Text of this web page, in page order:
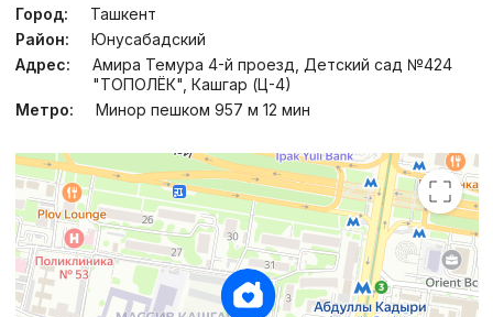
Город:
Ташкент
Район:
Юнусабадский
Адрес:
Амира Темура 4-й проезд, Детский сад №424
"ТОПОЛЁК", Кашгар (Ц-4)
Метро:
Минор пешком 957 м 12 мин